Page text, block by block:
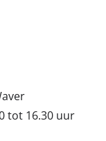
tot 16.30 uur